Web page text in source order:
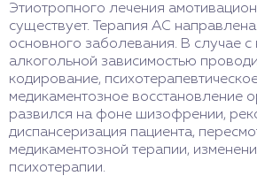
Этиотропного лечения
существует. Терапия АС
основного заболевания. В случае с
алкогольной зависимостью
кодирование,
медикаментозное восстановление
развился на фоне шизофрении,
диспансеризация пациента,
медикаментозной терапии,
психотерапии.